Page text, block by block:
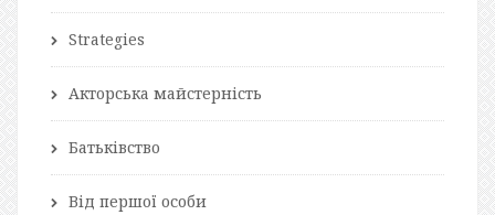
Strategies
Акторська майстерність
Батьківство
Від першої особи